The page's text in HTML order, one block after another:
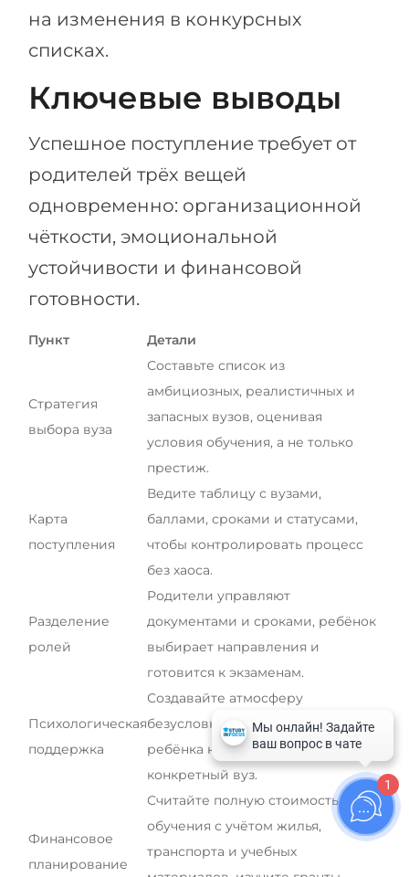
на изменения в конкурсных
списках.
Ключевые выводы
Успешное поступление требует от
родителей трёх вещей
одновременно: организационной
чёткости, эмоциональной
устойчивости и финансовой
готовности.
Пункт Детали
Стратегия
выбора вуза
Составьте список из
амбициозных, реалистичных и
запасных вузов, оценивая
условия обучения, а не только
престиж.
Карта
поступления
Ведите таблицу с вузами,
баллами, сроками и статусами,
чтобы контролировать процесс
без хаоса.
Разделение
ролей
Родители управляют
документами и сроками, ребёнок
выбирает направления и
готовится к экзаменам.
Психологическая
поддержка
Создавайте атмосферу
безусловного принятия: успех
ребёнка не равен поступлению в
конкретный вуз.
Финансовое
планирование
Считайте полную стоимость
обучения с учётом жилья,
транспорта и учебных
1